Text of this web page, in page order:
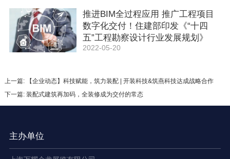
推进BIM全过程应用 推广工程项目
数字化交付！住建部印发《“十四
五”工程勘察设计行业发展规划》
2022-05-20
上一篇: 【企业动态】科技赋能，筑力装配 | 开装科技&筑燕科技达成战略合作
下一篇: 装配式建筑再加码，全装修成为交付的常态
主办单位